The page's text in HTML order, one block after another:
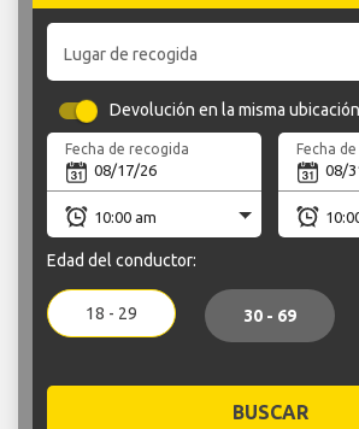
Lugar de recogida
Devolución en la misma ubicación
Fecha de recogida Fecha
Edad del conductor:
18 - 29 30 - 69
BUSCAR